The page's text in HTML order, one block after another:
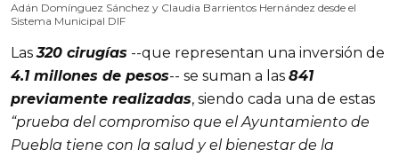
Adán Domínguez Sánchez y Claudia Barrientos Hernández desde el
Sistema Municipal DIF
Las320 cirugías --que representan una inversión de
4.1 millones de pesos-- se suman a las 841
previamente realizadas, siendo cada una de estas
“prueba del compromiso que el Ayuntamiento de
Puebla tiene con la salud y el bienestar de la